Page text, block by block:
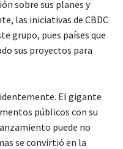
sobre sus planes y
las iniciativas de CBDC
grupo, pues países que
sus proyectos para
El gigante
públicos con su
puede no
se convirtió en la